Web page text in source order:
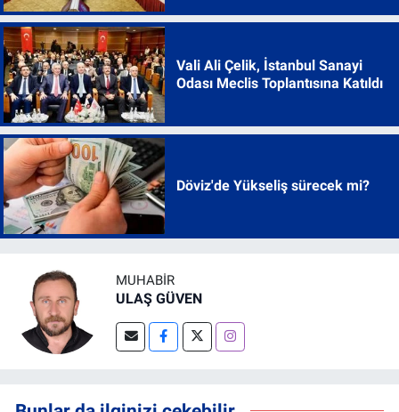
Vali Ali Çelik, İstanbul Sanayi
Odası Meclis Toplantısına Katıldı
Döviz'de Yükseliş sürecek mi?
MUHABIR
ULAŞ GÜVEN